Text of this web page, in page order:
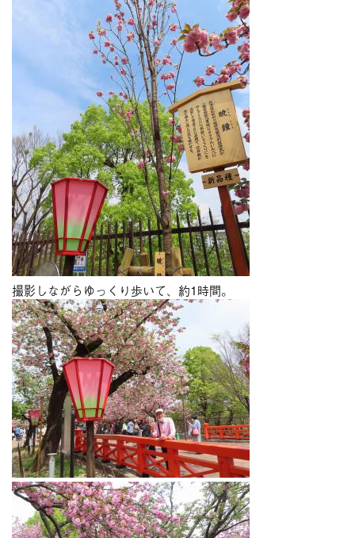
撮影しながらゆっくり歩いて、約1時間。